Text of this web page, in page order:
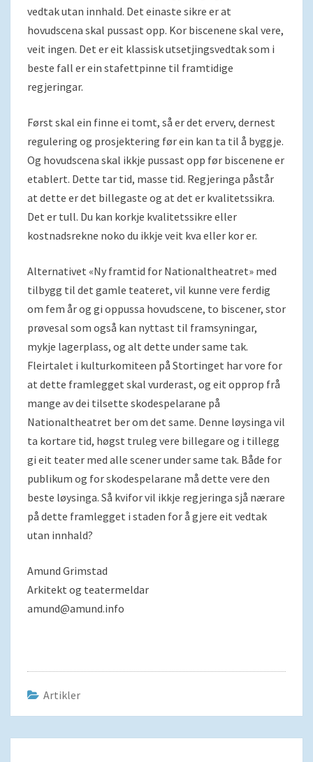
vedtak utan innhald. Det einaste sikre er at
hovudscena skal pussast opp. Kor biscenene skal vere,
veit ingen. Det er eit klassisk utsetjingsvedtak som i
beste fall er ein stafettpinne til framtidige
regjeringar.
Først skal ein finne ei tomt, så er det erverv, dernest
regulering og prosjektering før ein kan ta til å byggje.
Og hovudscena skal ikkje pussast opp før biscenene er
etablert. Dette tar tid, masse tid. Regjeringa påstår
at dette er det billegaste og at det er kvalitetssikra.
Det er tull. Du kan korkje kvalitetssikre eller
kostnadsrekne noko du ikkje veit kva eller kor er.
Alternativet «Ny framtid for Nationaltheatret» med
tilbygg til det gamle teateret, vil kunne vere ferdig
om fem år og gi oppussa hovudscene, to biscener, stor
prøvesal som også kan nyttast til framsyningar,
mykje lagerplass, og alt dette under same tak.
Fleirtalet i kulturkomiteen på Stortinget har vore for
at dette framlegget skal vurderast, og eit opprop frå
mange av dei tilsette skodespelarane på
Nationaltheatret ber om det same. Denne løysinga vil
ta kortare tid, høgst truleg vere billegare og i tillegg
gi eit teater med alle scener under same tak. Både for
publikum og for skodespelarane må dette vere den
beste løysinga. Så kvifor vil ikkje regjeringa sjå nærare
på dette framlegget i staden for å gjere eit vedtak
utan innhald?
Amund Grimstad
Arkitekt og teatermeldar
amund@amund.info
Artikler